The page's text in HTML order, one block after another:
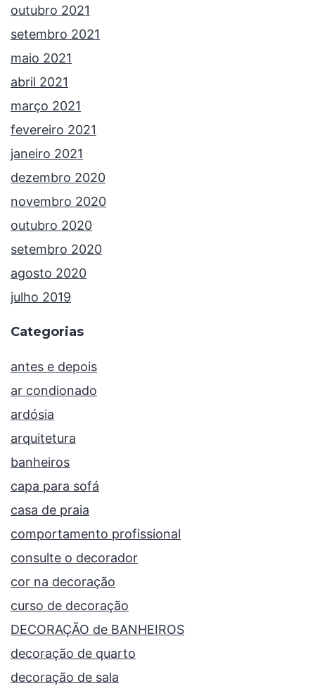
outubro 2021
setembro 2021
maio 2021
abril 2021
março 2021
fevereiro 2021
janeiro 2021
dezembro 2020
novembro 2020
outubro 2020
setembro 2020
agosto 2020
julho 2019
Categorias
antes e depois
ar condionado
ardósia
arquitetura
banheiros
capa para sofá
casa de praia
comportamento profissional
consulte o decorador
cor na decoração
curso de decoração
DECORAÇÃO de BANHEIROS
decoração de quarto
decoração de sala